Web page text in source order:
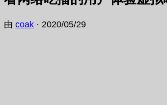
由 coak · 2020/05/29